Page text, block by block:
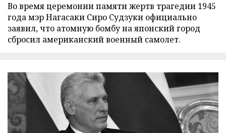
Во время церемонии памяти жертв трагедии 1945
года мэр Нагасаки Сиро Судзуки официально
заявил, что атомную бомбу на японский город
сбросил американский военный самолет.